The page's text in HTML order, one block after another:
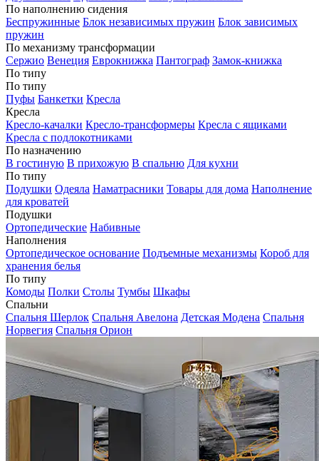
По наполнению сидения
Беспружинные Блок независимых пружин Блок зависимых
пружин
По механизму трансформации
Сержио Венеция Еврокнижка Пантограф Замок-книжка
По типу
По типу
Пуфы Банкетки Кресла
Кресла
Кресло-качалки Кресло-трансформеры Кресла с ящиками
Кресла с подлокотниками
По назначению
В гостиную В прихожую В спальню Для кухни
По типу
Подушки Одеяла Наматрасники Товары для дома Наполнение
для кроватей
Подушки
Ортопедические Набивные
Наполнения
Ортопедическое основание Подъемные механизмы Короб для
хранения белья
По типу
Комоды Полки Столы Тумбы Шкафы
Спальни
Спальня Шерлок Спальня Авелона Детская Модена Спальня
Норвегия Спальня Орион